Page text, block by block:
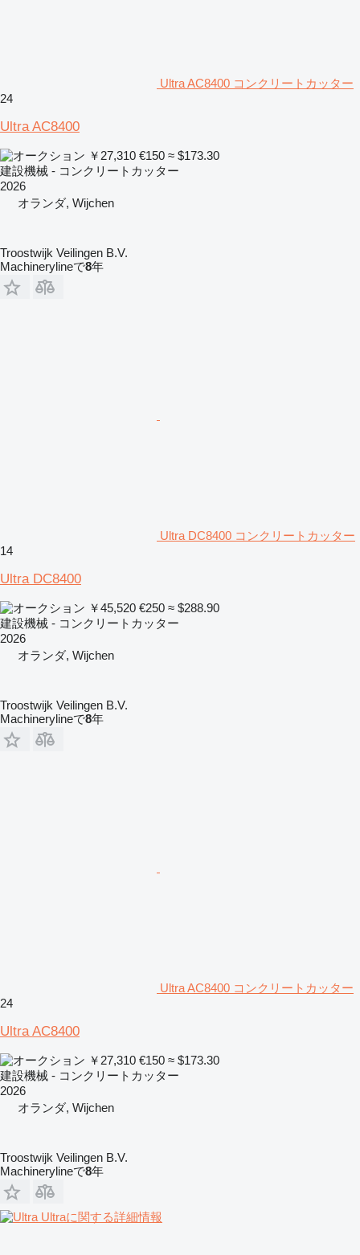
Ultra AC8400 コンクリートカッター
24
Ultra AC8400
￥27,310 €150 ≈ $173.30
建設機械 - コンクリートカッター
2026
オランダ, Wijchen
Troostwijk Veilingen B.V.
Machinerylineで8年
Ultra DC8400 コンクリートカッター
14
Ultra DC8400
￥45,520 €250 ≈ $288.90
建設機械 - コンクリートカッター
2026
オランダ, Wijchen
Troostwijk Veilingen B.V.
Machinerylineで8年
Ultra AC8400 コンクリートカッター
24
Ultra AC8400
￥27,310 €150 ≈ $173.30
建設機械 - コンクリートカッター
2026
オランダ, Wijchen
Troostwijk Veilingen B.V.
Machinerylineで8年
Ultraに関する詳細情報